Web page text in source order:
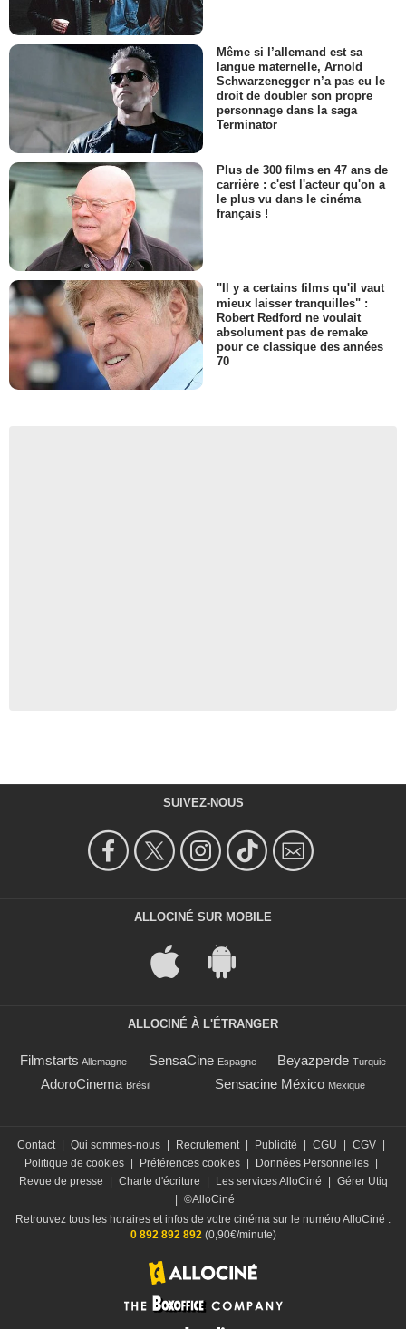
Même si l’allemand est sa
langue maternelle, Arnold
Schwarzenegger n’a pas eu le
droit de doubler son propre
personnage dans la saga
Terminator
Plus de 300 films en 47 ans de
carrière : c'est l'acteur qu'on a
le plus vu dans le cinéma
français !
"Il y a certains films qu'il vaut
mieux laisser tranquilles" :
Robert Redford ne voulait
absolument pas de remake
pour ce classique des années
70
SUIVEZ-NOUS
ALLOCINÉ SUR MOBILE
ALLOCINÉ À L'ÉTRANGER
Filmstarts Allemagne SensaCine Espagne Beyazperde Turquie
AdoroCinema Brésil Sensacine México Mexique
Contact | Qui sommes-nous | Recrutement | Publicité | CGU | CGV |
Politique de cookies | Préférences cookies | Données Personnelles |
Revue de presse
| Charte d'écriture | Les services AlloCiné | Gérer Utiq
| ©AlloCiné
Retrouvez tous les horaires et infos de votre cinéma sur le numéro AlloCiné :
0 892 892 892(0,90€/minute)